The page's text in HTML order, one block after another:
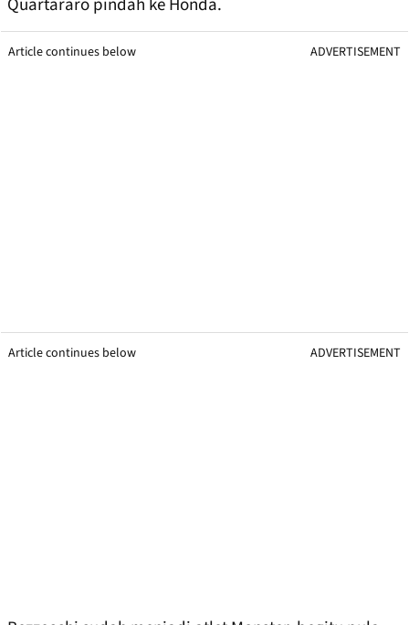
Quartararo pindah ke Honda.
Article continues below ADVERTISEMENT
Article continues below ADVERTISEMENT